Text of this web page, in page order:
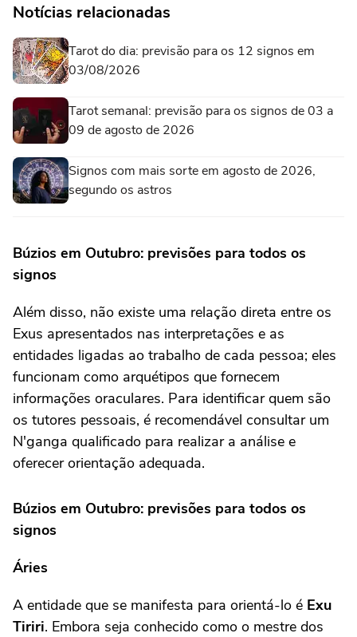
Notícias relacionadas
Tarot do dia: previsão para os 12 signos em
03/08/2026
Tarot semanal: previsão para os signos de 03 a
09 de agosto de 2026
Signos com mais sorte em agosto de 2026,
segundo os astros
Búzios em Outubro: previsões para todos os
signos
Além disso, não existe uma relação direta entre os
Exus apresentados nas interpretações e as
entidades ligadas ao trabalho de cada pessoa; eles
funcionam como arquétipos que fornecem
informações oraculares. Para identificar quem são
os tutores pessoais, é recomendável consultar um
N'ganga qualificado para realizar a análise e
oferecer orientação adequada.
Búzios em Outubro: previsões para todos os
signos
Áries
A entidade que se manifesta para orientá-lo é Exu
Tiriri. Embora seja conhecido como o mestre dos